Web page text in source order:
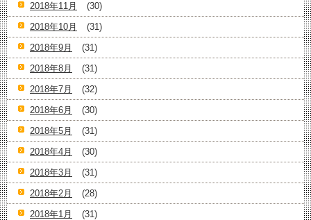
2018年11月
(30)
2018年10月
(31)
2018年9月
(31)
2018年8月
(31)
2018年7月
(32)
2018年6月
(30)
2018年5月
(31)
2018年4月
(30)
2018年3月
(31)
2018年2月
(28)
2018年1月
(31)